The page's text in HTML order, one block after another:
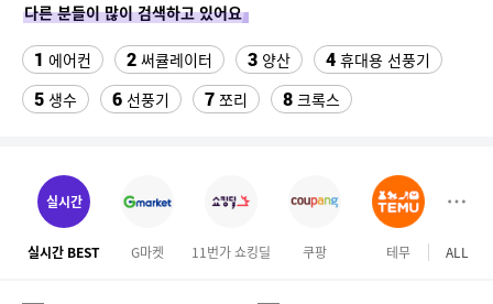
다른 분들이 많이 검색하고 있어요
1 에어컨 2 써큘레이터 3 양산 4 휴대용 선풍기
5 생수 6 선풍기 7 쪼리 8 크록스
12 잘풀리는집
14 스포티지r 타이어 235 55 18
16 다이소 충전 단자 보호캡 ALL
실시간
실시간 BEST G마켓 11번가 쇼킹딜 쿠팡 테무